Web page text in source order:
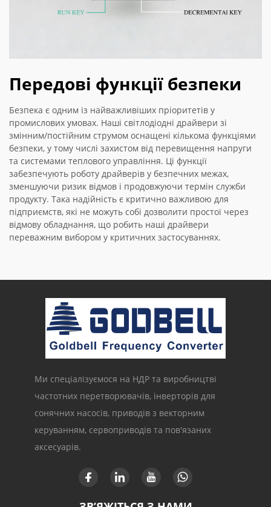
Передові функції безпеки
Безпека є одним із найважливіших пріоритетів у
промислових умовах. Наші світлодіодні драйвери зі
змінним/постійним струмом оснащені кількома функціями
безпеки, у тому числі захистом від перевищення напруги
та системами теплового управління. Ці функції
забезпечують роботу драйверів у безпечних межах,
зменшуючи ризик відмов і продовжуючи термін служби
продукту. Така надійність є критично важливою для
підприємств, які не можуть собі дозволити простої через
відмову обладнання, що робить наші драйвери
переважним вибором у критичних застосуваннях.
Ми спеціалізуємося на НДР та виробництві
частотних перетворювачів, інверторів для
сонячних насосів, приводів з векторним
керуванням, сервоприводів та пов'язаних
аксесуарів.